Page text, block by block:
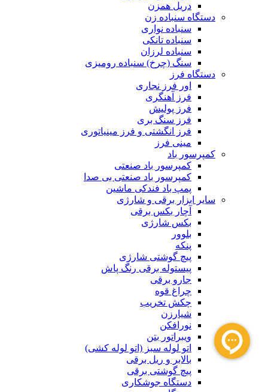
دریل همزن
دستگاه سنباده زن
سنباده نواری
سنباده تانکی
سنباده لرزان
سنگ (چرخ) سنباده رومیزی
دستگاه فرز
اور فرز نجاری
فرز آهنگری
فرز پولیش
فرز سنگ بری
فرز انگشتی و فرز مینیاتوری
مینی فرز
کمپرسور باد
کمپرسور باد صنعتی
کمپرسور باد صنعتی بی صدا
پمپ باد فندکی ماشین
سایر ابزار برقی و شارژی
آچار بکس برقی
بکس شارژی
بلوور
پنکه
پیچ گوشتی شارژی
پیستوله برقی رنگ پاش
جارو برقی
چراغ قوه
چکش تخریب
شیارزن
نورافکن
ویبراتور بتن
اتو لوله سبز (اتو لوله کشی)
بالابر و ریل برقی
پیچ گوشتی برقی
دستگاه جوشکاری